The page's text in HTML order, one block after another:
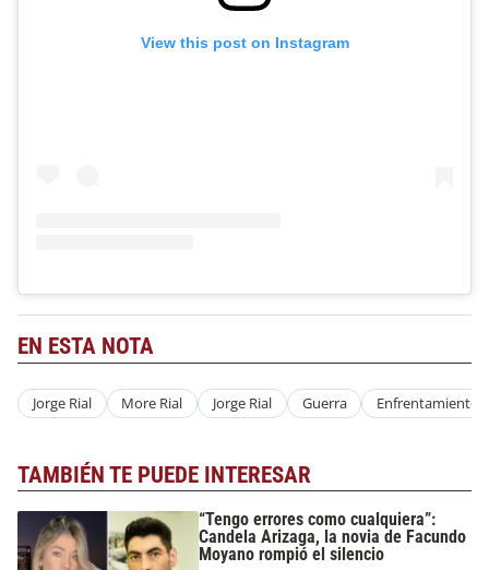
View this post on Instagram
EN ESTA NOTA
Jorge Rial More Rial Jorge Rial Guerra Enfrentamiento
TAMBIÉN TE PUEDE INTERESAR
“Tengo errores como cualquiera”:
Candela Arizaga, la novia de Facundo
Moyano rompió el silencio